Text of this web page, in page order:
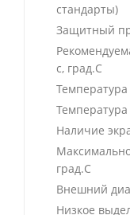
стандарты)
Защитный
с, град.C
Температура
Температура
Наличие
град.C
Внешний
Низкое